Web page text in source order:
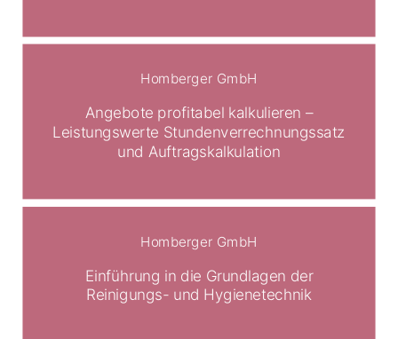
Homberger GmbH
Angebote profitabel kalkulieren –
Leistungswerte Stundenverrechnungssatz
und Auftragskalkulation
Homberger GmbH
Einführung in die Grundlagen der
Reinigungs- und Hygienetechnik